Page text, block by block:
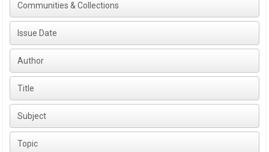
Communities & Collections
Issue Date
Author
Title
Subject
Topic